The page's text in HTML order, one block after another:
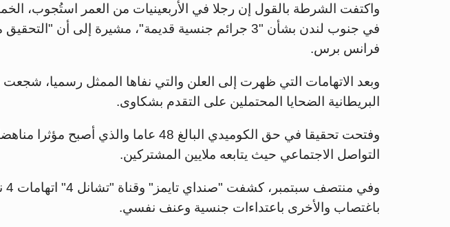
واكتفت الشرطة بالقول إن رجلا في الأربعينيات من العمر استُجوب،
في جنوب لندن بشأن "3 جرائم جنسية قديمة"، مشيرة إلى أن
فرانس برس.
وبعد الاتهامات التي ظهرت إلى العلن والتي نفاها الممثل رسميا،
البريطانية الضحايا المحتملين على التقدم بشكاوى.
وفتحت تحقيقا في حق الكوميدي البالغ 48 عاما
التواصل الاجتماعي حيث يتابعه ملايين المشتركين.
باغتصاب والأخرى باعتداءات جنسية وعنف نفسي.